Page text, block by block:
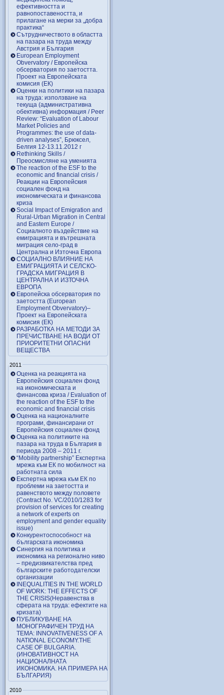
ефективността и
равнопоставеността, и
прилагане на мерки за „добра
практика“
Сътрудничеството в областта
на пазара на труда между
Австрия и България
European Employment
Obvervatory / Европейска
обсерватория по заетостта.
Проект на Европейската
комисия (ЕК)
Оценки на политики на пазара
на труда: използване на
текуща (административна
обективна) информация / Peer
Review: “Evaluation of Labour
Market Policies and
Programmes: the use of data-
driven analyses”, Брюксел,
Белгия 12-13.11.2012 г
Rethinking Skills /
Преосмисляне на уменията
Тhe reaction of the ESF to the
economic and financial crisis /
Реакции на Европейския
социален фонд на
икономическата и финансова
криза
Social Impact of Emigration and
Rural-Urban Migration in Central
and Eastern Europe /
Социалното въздействие на
емиграцията и вътрешната
миграция село-град в
Централна и Източна Европа
СОЦИАЛНО ВЛИЯНИЕ НА
ЕМИГРАЦИЯТА И СЕЛСКО-
ГРАДСКА МИГРАЦИЯ В
ЦЕНТРАЛНА И ИЗТОЧНА
ЕВРОПА
Европейска обсерватория по
заетостта (European
Employment Obvervatory)–
Проект на Европейската
комисия (ЕК)
РАЗРАБОТКА НА МЕТОДИ ЗА
ПРЕЧИСТВАНЕ НА ВОДИ ОТ
ПРИОРИТЕТНИ ОПАСНИ
ВЕЩЕСТВА
2011
Оценка на реакцията на
Европейския социален фонд
на икономическата и
финансова криза / Evaluation of
the reaction of the ESF to the
economic and financial crisis
Оценка на националните
програми, финансирани от
Европейския социален фонд
Оценка на политиките на
пазара на труда в България в
периода 2008 – 2011 г.
“Mobility partnership” Експертна
мрежа към ЕК по мобилност на
работната сила
Експертна мрежа към ЕК по
проблеми на заетостта и
равенството между половете
(Contract No. VC/2010/1283 for
provision of services for creating
a network of experts on
employment and gender equality
issue)
Конкурентоспособност на
българската икономика
Синергия на политика и
икономика на регионално ниво
– предизвикателства пред
българските работодателски
организации
INEQUALITIES IN THE WORLD
OF WORK: THE EFFECTS OF
THE CRISIS(Неравенства в
сферата на труда: ефектите на
кризата)
ПУБЛИКУВАНЕ НА
МОНОГРАФИЧЕН ТРУД НА
ТЕМА: INNOVATIVENESS OF A
NATIONAL ECONOMY.THE
CASE OF BULGARIA.
(ИНОВАТИВНОСТ НА
НАЦИОНАЛНАТА
ИКОНОМИКА. НА ПРИМЕРА НА
БЪЛГАРИЯ)
2010